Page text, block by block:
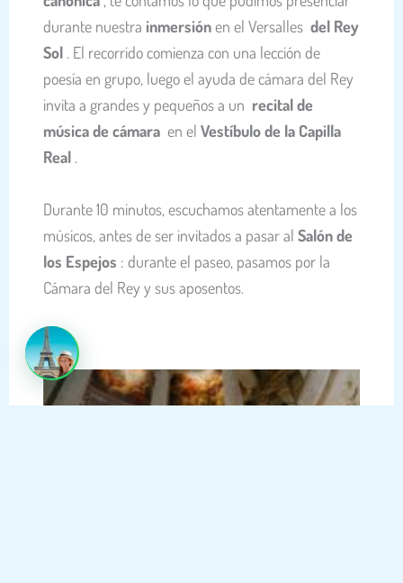
durante nuestra inmersiónen el Versalles del Rey
Sol. El recorrido comienza con una lección de
poesía en grupo, luego el ayuda de cámara del Rey
invita a grandes y pequeños a un recital de
música de cámaraen el Vestíbulo de la Capilla
Real.
Durante 10 minutos, escuchamos atentamente a los
músicos, antes de ser invitados a pasar al Salón de
los Espejos : durante el paseo, pasamos por la
Cámara del Rey y sus aposentos.